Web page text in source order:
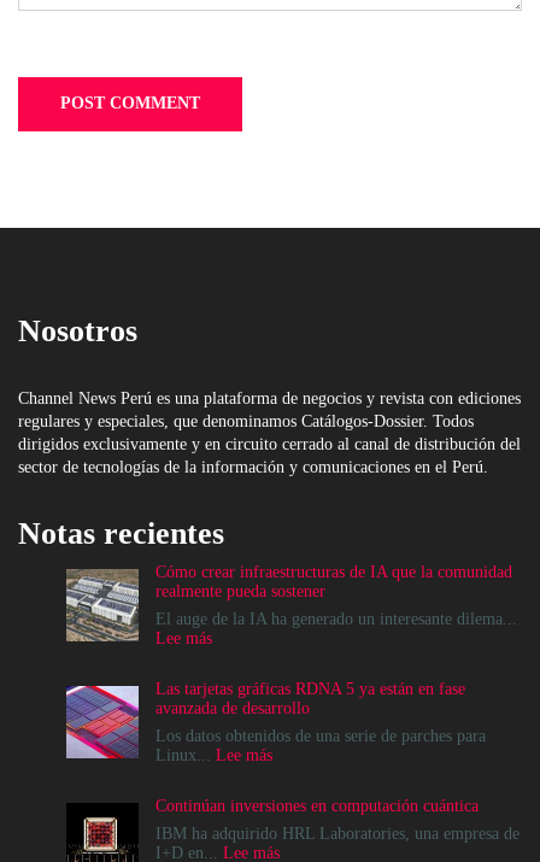
Nosotros
Channel News Perú es una plataforma de negocios y revista con ediciones
regulares y especiales, que denominamos Catálogos-Dossier. Todos
dirigidos exclusivamente y en circuito cerrado al canal de distribución del
sector de tecnologías de la información y comunicaciones en el Perú.
Notas recientes
Cómo crear infraestructuras de IA que la comunidad
realmente pueda sostener
El auge de la IA ha generado un interesante dilema...
Lee más:
infraestructuras
de
IA
que
realmente
pueda
sostener
Las tarjetas gráficas RDNA 5 ya están en fase
avanzada de desarrollo
Los datos obtenidos de una serie de parches para
Linux... Lee más:
gráficas
RDNA
5
Continúan inversiones en computación cuántica
IBM ha adquirido HRL Laboratories, una empresa de
I+D en... Lee más: